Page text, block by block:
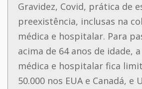
Gravidez, Covid, prática de
preexistência, inclusas na
médica e hospitalar. Para
acima de 64 anos de idade,
médica e hospitalar fica
50.000 nos EUA e Canadá, e